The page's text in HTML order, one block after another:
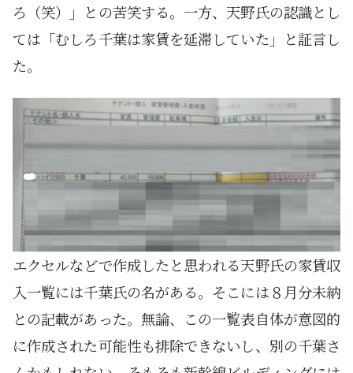
ろ（笑）」との苦笑する。一方、天野氏の認識とし
ては「むしろ千葉は家賃を延滞していた」と証言し
た。
エクセルなどで作成したと思われる天野氏の家賃収
入一覧には千葉氏の名がある。そこには８月分未納
との記載があった。無論、この一覧表自体が意図的
に作成された可能性も排除できないし、別の千葉さ